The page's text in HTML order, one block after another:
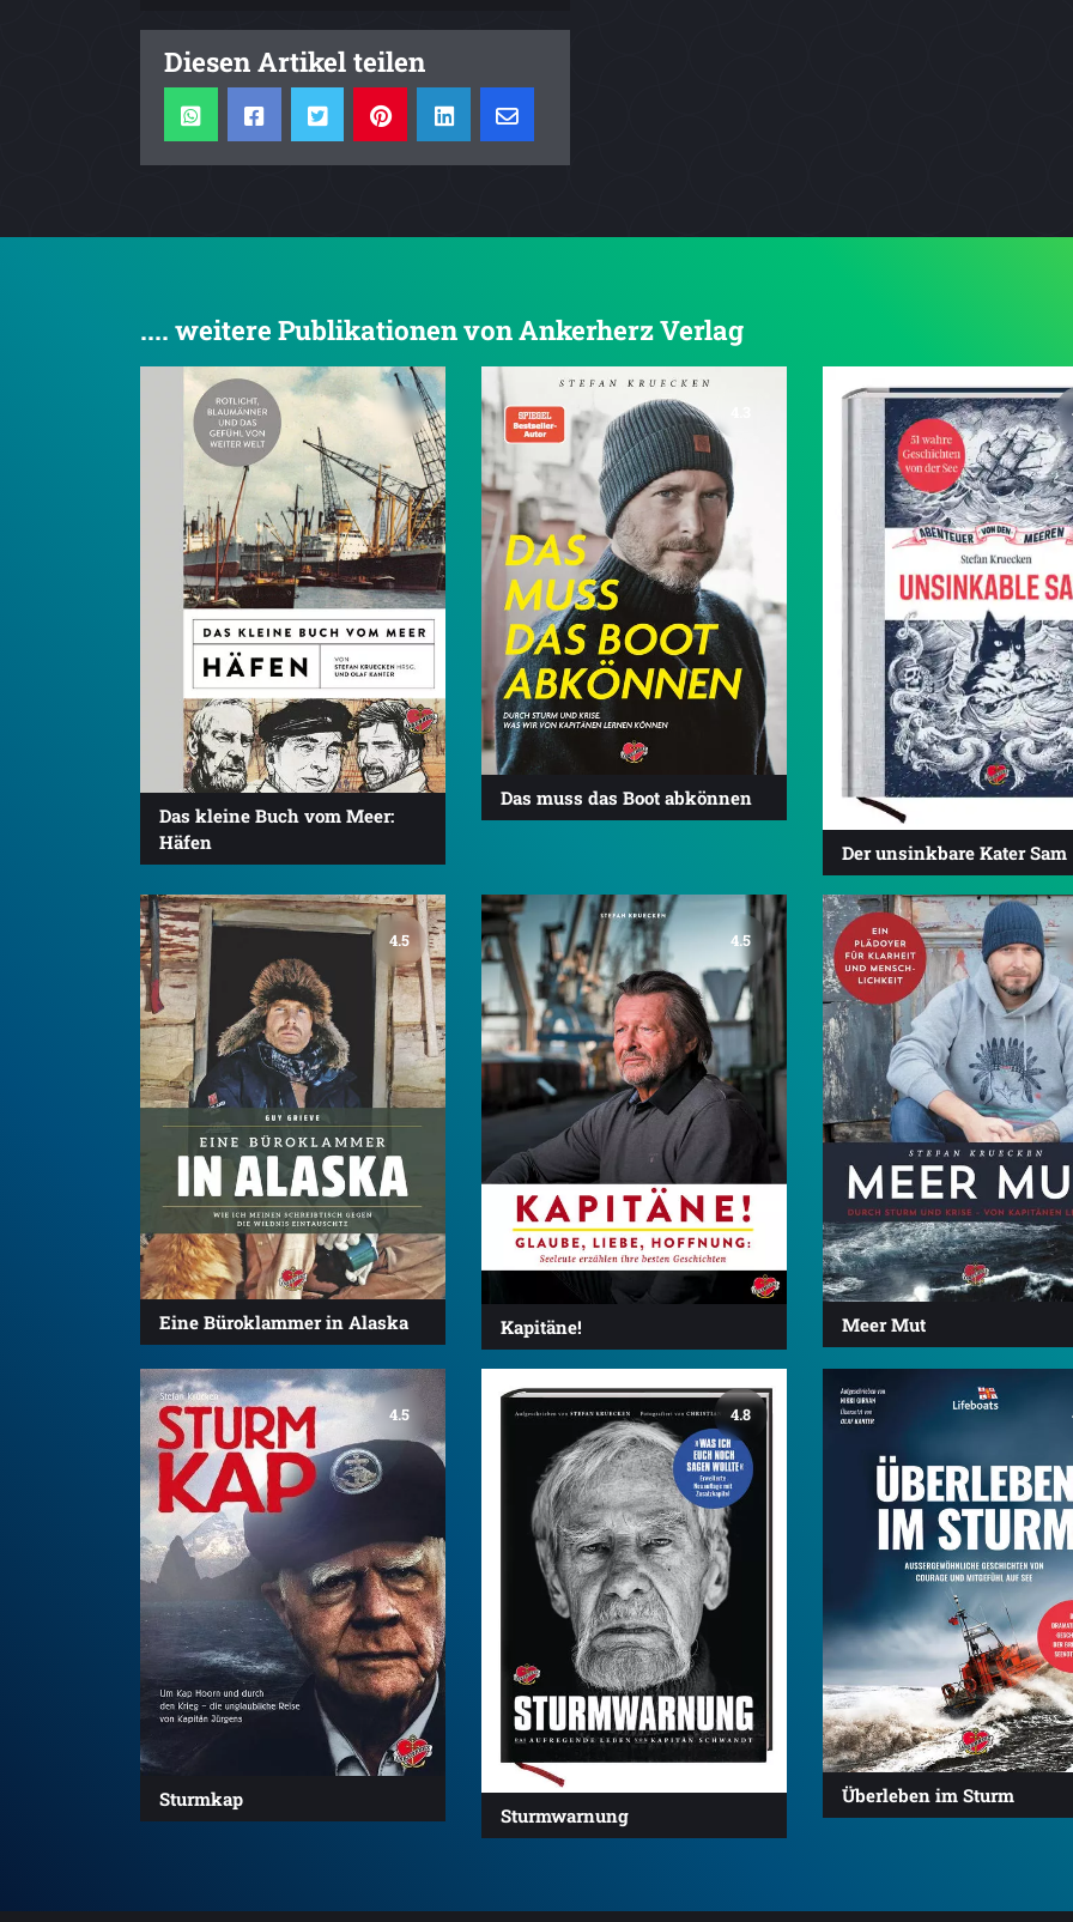
Diesen Artikel teilen
.... weitere Publikationen von Ankerherz Verlag
Das kleine Buch vom Meer:
Häfen
Das muss das Boot abkönnen
Der unsinkbare Kater Sam
4.5
Eine Büroklammer in Alaska
4.5
Kapitäne! Meer Mut
4.5
Sturmkap
4.8
Sturmwarnung
Überleben im Sturm